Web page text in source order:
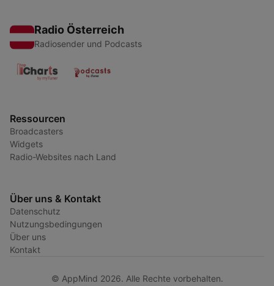
Radio Österreich
Radiosender und Podcasts
Ressourcen
Broadcasters
Widgets
Radio-Websites nach Land
Über uns & Kontakt
Datenschutz
Nutzungsbedingungen
Über uns
Kontakt
© AppMind 2026. Alle Rechte vorbehalten.